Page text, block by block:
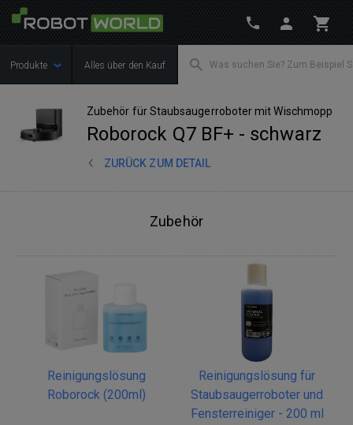
Produkte Alles über den Kauf
Zubehör für Staubsaugerroboter mit Wischmopp
Roborock Q7 BF+ - schwarz
ZURÜCK ZUM DETAIL
Zubehör
Reinigungslösung
Roborock (200ml)
Reinigungslösung für
Staubsaugerroboter und
Fensterreiniger - 200 ml